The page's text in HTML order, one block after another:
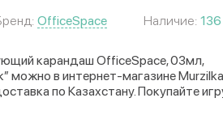
OfficeSpace Наличие:
карандаш OfficeSpace, 03мл,
можно в интернет-магазине
по Казахстану. Покупайте